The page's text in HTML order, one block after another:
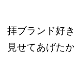
拝ブランド好
見せてあげた